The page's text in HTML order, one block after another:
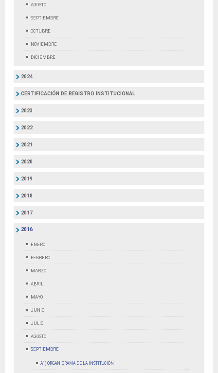
AGOSTO
SEPTIEMBRE
OCTUBRE
NOVIEMBRE
DICIEMBRE
2024
CERTIFICACIÓN DE REGISTRO INSTITUCIONAL
2023
2022
2021
2020
2019
2018
2017
2016
ENERO
FEBRERO
MARZO
ABRIL
MAYO
JUNIO
JULIO
AGOSTO
SEPTIEMBRE
A1) ORGANIGRAMA DE LA INSTITUCIÓN